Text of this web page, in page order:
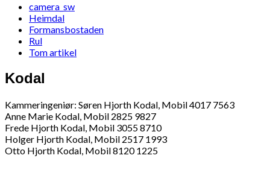
camera_sw
Heimdal
Formansbostaden
Rul
Tom artikel
Kodal
Kammeringeniør: Søren Hjorth Kodal, Mobil 4017 7563
Anne Marie Kodal, Mobil 2825 9827
Frede Hjorth Kodal, Mobil 3055 8710
Holger Hjorth Kodal, Mobil 2517 1993
Otto Hjorth Kodal, Mobil 8120 1225